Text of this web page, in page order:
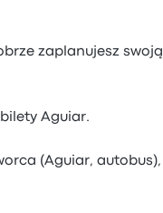
zaplanujesz swoją
Aguiar.
(Aguiar, autobus),